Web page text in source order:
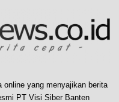
online yang menyajikan berita
PT Visi Siber Banten